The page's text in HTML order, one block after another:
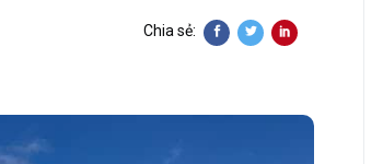
Chia sẻ: